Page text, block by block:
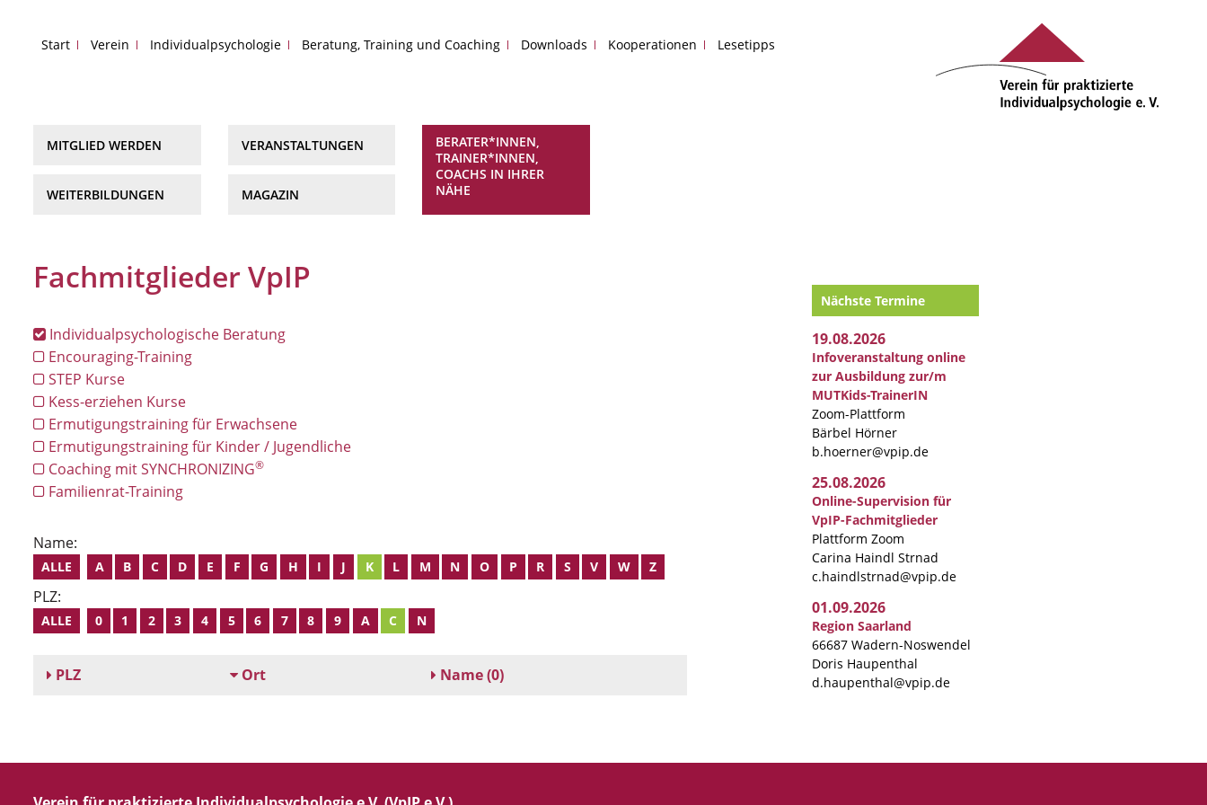
Start Verein Individualpsychologie Beratung, Training und Coaching Downloads Kooperationen Lesetipps
MITGLIED WERDEN
WEITERBILDUNGEN
VERANSTALTUNGEN
MAGAZIN
BERATER*INNEN,
TRAINER*INNEN,
COACHS IN IHRER
NÄHE
Fachmitglieder VpIP
Individualpsychologische Beratung
Encouraging-Training
STEP Kurse
Kess-erziehen Kurse
Ermutigungstraining für Erwachsene
Ermutigungstraining für Kinder / Jugendliche
Coaching mit SYNCHRONIZING®
Familienrat-Training
Name:
ALLE A B C D E F G H I J K L M N O P R S V W Z
PLZ:
ALLE 0 1 2 3 4 5 6 7 8 9 A C N
PLZ Ort Name(0)
Nächste Termine
19.08.2026
Infoveranstaltung online
zur Ausbildung zur/m
MUTKids-TrainerIN
Zoom-Plattform
Bärbel Hörner
b.hoerner@vpip.de
25.08.2026
Online-Supervision für
VpIP-Fachmitglieder
Plattform Zoom
Carina Haindl Strnad
c.haindlstrnad@vpip.de
01.09.2026
Region Saarland
66687 Wadern-Noswendel
Doris Haupenthal
d.haupenthal@vpip.de